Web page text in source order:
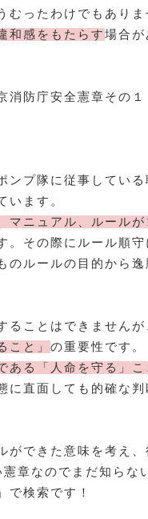
むったわけでもありま
和感をもたらす場合
消防庁安全憲章その１
ンプ隊に従事している
います。
マニュアル、ルールが
。その際にルール順
のルールの目的から逸
ることはできませんが
こと」の重要性です。
ある「人命を守る」
に直面しても的確な判
できた意味を考え、
章なのでまだ知らな
で検索です！